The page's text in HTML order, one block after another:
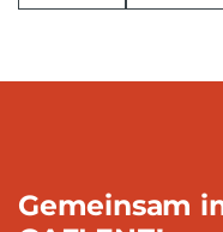
Gemeinsam